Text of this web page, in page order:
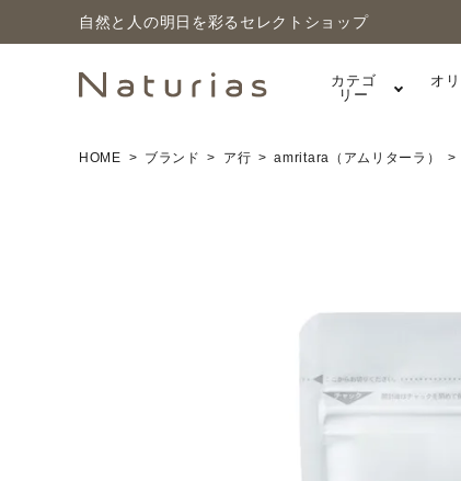
自然と人の明日を彩るセレクトショップ
カテゴ
リー
オ
HOME ブランド ア行 amritara（アムリターラ）